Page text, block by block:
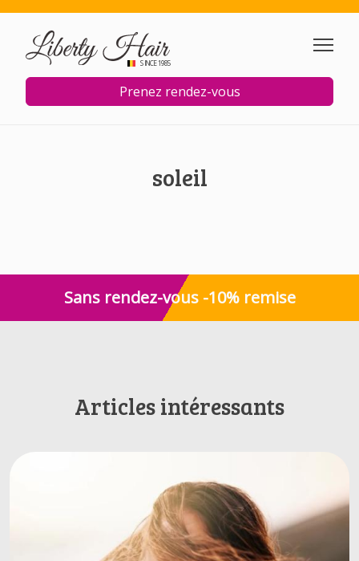
Aller au contenu principal
SINCE 1985
Prenez rendez-vous
soleil
Sans rendez-vous -10% remise
Articles intéressants